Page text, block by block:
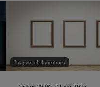
Imagen: eliahinsomnia